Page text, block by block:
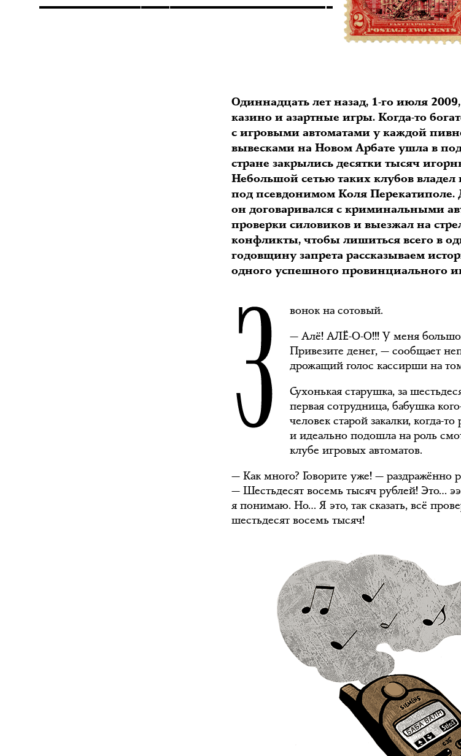
Одиннадцать лет назад, 1-го июля
казино и азартные игры. Когда-то
с игровыми автоматами у каждой
вывесками на Новом Арбате ушла в
стране закрылись десятки тысяч
Небольшой сетью таких клубов владел
под псевдонимом Коля Перекатиполе.
он договаривался с криминальными
проверки силовиков и выезжал на
конфликты, чтобы лишиться всего в
годовщину запрета рассказываем
одного успешного провинциального
З
вонок на сотовый.
— Алё! АЛЁ-О-О!!! У меня
Привезите денег, — сообщает
дрожащий голос кассирши на
Сухонькая старушка, за
первая сотрудница, бабушка
человек старой закалки, когда-то
и идеально подошла на роль
клубе игровых автоматов.
— Как много? Говорите уже! — раздражённо
— Шестьдесят восемь тысяч рублей! Это…
я понимаю. Но… Я это, так сказать, всё
шестьдесят восемь тысяч!